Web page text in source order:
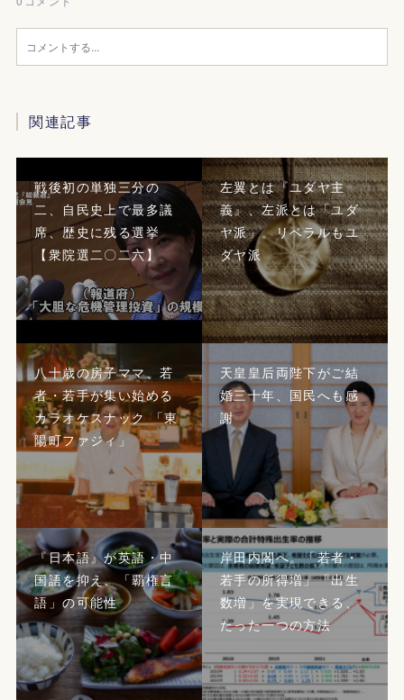
関連記事
戦後初の単独三分の
二、自民史上で最多議
席、歴史に残る選挙
【衆院選二〇二六】
左翼とは『ユダヤ主
義』、左派とは「ユダ
ヤ派」。リベラルもユ
ダヤ派
八十歳の房子ママ、若
者・若手が集い始める
カラオケスナック 「東
陽町ファジィ」
天皇皇后両陛下がご結
婚三十年、国民へも感
謝
『日本語』が英語・中
国語を抑え、「覇権言
語」の可能性
岸田内閣へ。「若者・
若手の所得増」「出生
数増」を実現できる、
たった一つの方法